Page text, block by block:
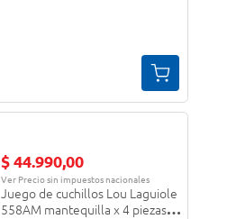
$ 44.990,00
Ver Precio sin impuestos nacionales
Juego de cuchillos Lou Laguiole
558AM mantequilla x 4 piezas